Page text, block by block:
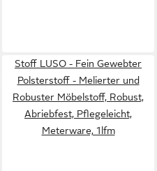
Stoff LUSO - Fein Gewebter
Polsterstoff - Melierter und
Robuster Möbelstoff, Robust,
Abriebfest, Pflegeleicht,
Meterware, 1lfm